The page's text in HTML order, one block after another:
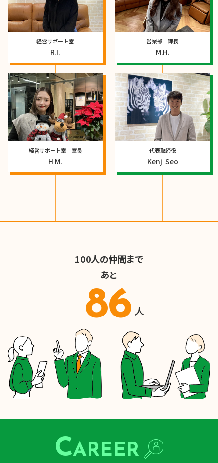
経営サポート室
R.I.
営業部 課長
M.H.
経営サポート室 室長
H.M.
代表取締役
Kenji Seo
100人の仲間まで
あと
86
CAREER